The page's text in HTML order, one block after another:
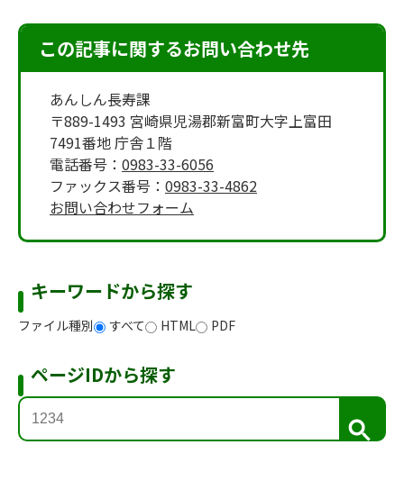
この記事に関するお問い合わせ先
あんしん長寿課
〒889-1493 宮崎県児湯郡新富町大字上富田
7491番地 庁舎１階
電話番号： 0983-33-6056
ファックス番号： 0983-33-4862
お問い合わせフォーム
キーワードから探す
ファイル種別 すべて HTML PDF
ページIDから探す
検
索